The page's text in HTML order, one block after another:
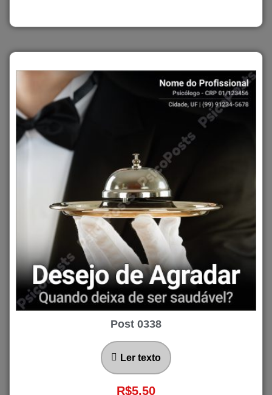
Post 0338
Ler texto
R$5,50